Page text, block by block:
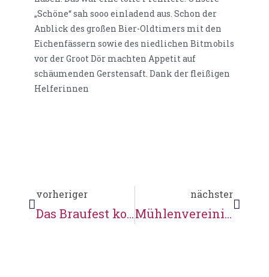
„Schöne“ sah sooo einladend aus. Schon der
Anblick des großen Bier-Oldtimers mit den
Eichenfässern sowie des niedlichen Bitmobils
vor der Groot Dör machten Appetit auf
schäumenden Gerstensaft. Dank der fleißigen
Helferinnen
vorheriger
Das Braufest kommt näher
nächster
Mühlenvereinigung Niedersachsen-Bremen